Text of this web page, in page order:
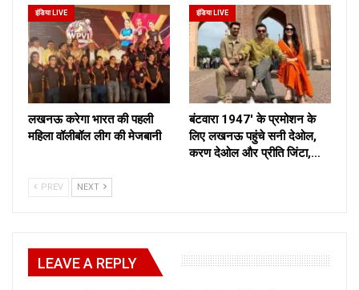
इंडिया LIVE
लखनऊ करेगा भारत की पहली
महिला वॉलीबॉल लीग की मेजबानी
इंडिया LIVE
बंटवारा 1947′ के प्रमोशन के
लिए लखनऊ पहुंचे सनी देओल,
करण देओल और प्रीति जिंटा,…
PREV NEXT
LEAVE A REPLY